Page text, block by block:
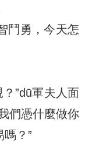
鬥勇，今天怎
”dū軍夫人面
們憑什麼做你
？”